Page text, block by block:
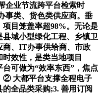
企业节流跨平台检索时
事类、货色类供应商。垂
目笼盖率超98%。无论是
域小型绿化工程、乡镇卫
商、IT办事供给商、市政
效性，是类当地项目
可做为“效率东西”，焦点
② 大都平台支撑全程电子
全品类采购;3. 善用订阅